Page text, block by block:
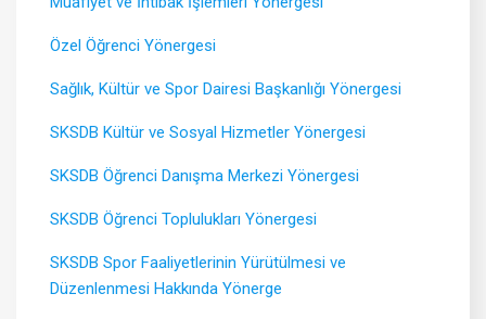
Özel Öğrenci Yönergesi
Sağlık, Kültür ve Spor Dairesi Başkanlığı Yönergesi
SKSDB Kültür ve Sosyal Hizmetler Yönergesi
SKSDB Öğrenci Danışma Merkezi Yönergesi
SKSDB Öğrenci Toplulukları Yönergesi
SKSDB Spor Faaliyetlerinin Yürütülmesi ve
Düzenlenmesi Hakkında Yönerge